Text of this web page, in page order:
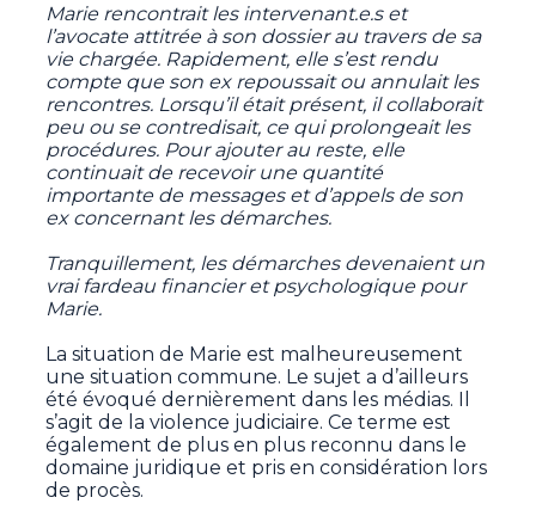
Marie rencontrait les intervenant.e.s et
l’avocate attitrée à son dossier au travers de sa
vie chargée. Rapidement, elle s’est rendu
compte que son ex repoussait ou annulait les
rencontres. Lorsqu’il était présent, il collaborait
peu ou se contredisait, ce qui prolongeait les
procédures. Pour ajouter au reste, elle
continuait de recevoir une quantité
importante de messages et d’appels de son
ex concernant les démarches.
Tranquillement, les démarches devenaient un
vrai fardeau financier et psychologique pour
Marie.
La situation de Marie est malheureusement
une situation commune. Le sujet a d’ailleurs
été évoqué dernièrement dans les médias. Il
s’agit de la violence judiciaire. Ce terme est
également de plus en plus reconnu dans le
domaine juridique et pris en considération lors
de procès.